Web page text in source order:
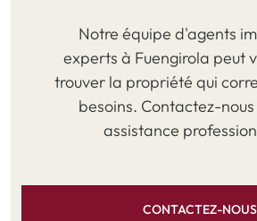
Notre équipe d'agents
experts à Fuengirola peut
trouver la propriété qui
besoins. Contactez-
assistance
CONTACTEZ-NOUS